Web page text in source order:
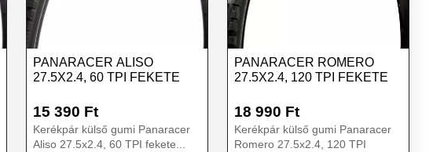
PANARACER ALISO
27.5X2.4, 60 TPI FEKETE
15 390 Ft
Kerékpár külső gumi Panaracer
Aliso 27.5x2.4, 60 TPI fekete...
PANARACER ROMERO
27.5X2.4, 120 TPI FEKETE
18 990 Ft
Kerékpár külső gumi Panaracer
Romero 27.5x2.4, 120 TPI